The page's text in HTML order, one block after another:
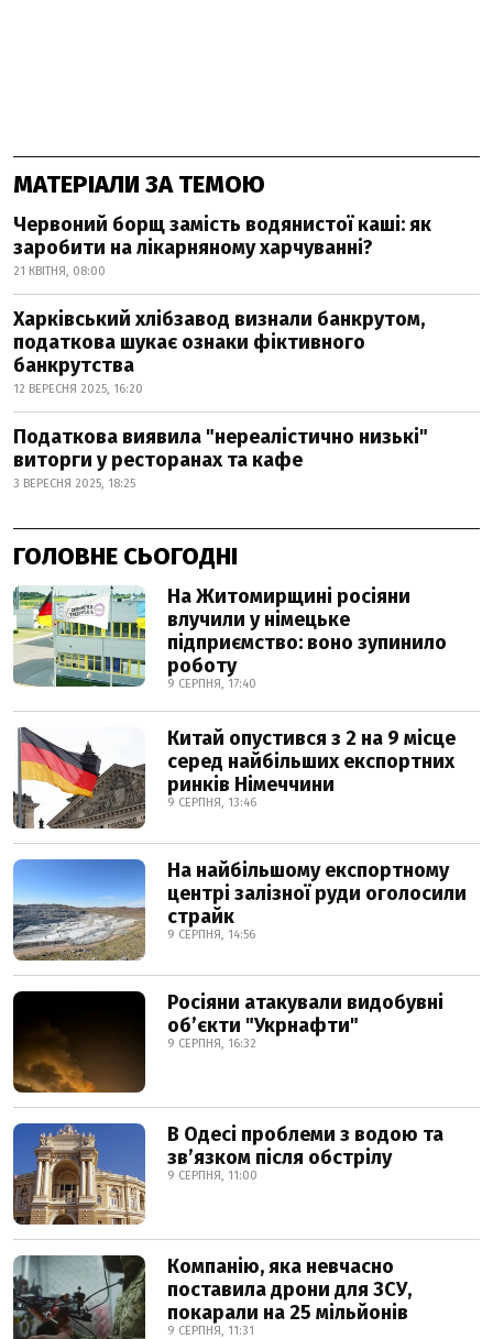
МАТЕРІАЛИ ЗА ТЕМОЮ
Червоний борщ замість водянистої каші: як
заробити на лікарняному харчуванні?
21 КВІТНЯ, 08:00
Харківський хлібзавод визнали банкрутом,
податкова шукає ознаки фіктивного
банкрутства
12 ВЕРЕСНЯ 2025, 16:20
Податкова виявила "нереалістично низькі"
виторги у ресторанах та кафе
3 ВЕРЕСНЯ 2025, 18:25
ГОЛОВНЕ СЬОГОДНІ
На Житомирщині росіяни
влучили у німецьке
підприємство: воно зупинило
роботу
9 СЕРПНЯ, 17:40
Китай опустився з 2 на 9 місце
серед найбільших експортних
ринків Німеччини
9 СЕРПНЯ, 13:46
На найбільшому експортному
центрі залізної руди оголосили
страйк
9 СЕРПНЯ, 14:56
Росіяни атакували видобувні
обʼєкти "Укрнафти"
9 СЕРПНЯ, 16:32
В Одесі проблеми з водою та
звʼязком після обстрілу
9 СЕРПНЯ, 11:00
Компанію, яка невчасно
поставила дрони для ЗСУ,
покарали на 25 мільйонів
9 СЕРПНЯ, 11:31